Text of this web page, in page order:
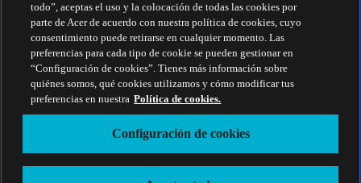
Responsabilidad social corporativa
Huella de carbono de los productos
Project Humanity
Earthion
Política de privacidad
Política sobre cookies
Aviso legal
Información legal adicional
Política de accesibilidad
Configuración de cookies
España - Español
todo”, aceptas el uso y la colocación de todas las cookies por
parte de Acer de acuerdo con nuestra política de cookies, cuyo
consentimiento puede retirarse en cualquier momento. Las
preferencias para cada tipo de cookie se pueden gestionar en
“Configuración de cookies”. Tienes más información sobre
quiénes somos, qué cookies utilizamos y cómo modificar tus
preferencias en nuestra Política de cookies.
Configuración de cookies